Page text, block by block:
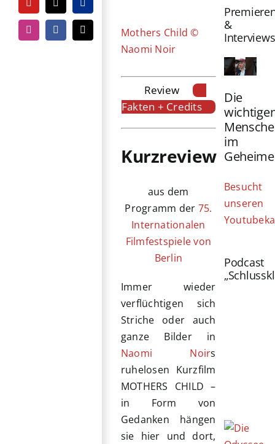
YouTubeTiktokPayPal
InstagramFacebook
E-
Mail
Mothers Child ©
Naomi Noir
Review
Fakten + Credits
Kurzreview
aus dem
Programm der 75.
Internationalen
Filmfestspiele von
Berlin
Immer wieder
verflüchtigen sich
Striche oder auch
ganze Bilder in
Naomi Noirs
ruhelosen Kurzfilm
MOTHERS CHILD –
in Form von
Gedanken hängen
sie hier und dort,
&
Interviews
Die
im
Besucht
unseren
Podcast